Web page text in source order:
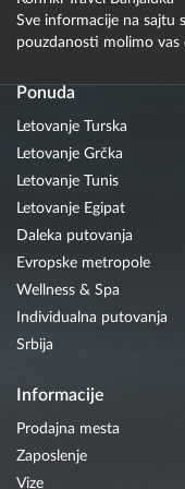
Sve informacije na sajtu
pouzdanosti molimo
Ponuda
Letovanje Turska
Letovanje Grčka
Letovanje Tunis
Letovanje Egipat
Daleka putovanja
Evropske metropole
Wellness & Spa
Individualna putovanja
Srbija
Informacije
Prodajna mesta
Zaposlenje
Vize